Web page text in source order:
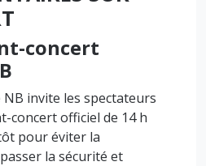
concert
NB invite les spectateurs
concert officiel de 14 h
pour éviter la
la sécurité et